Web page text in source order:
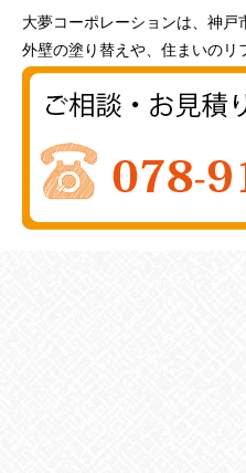
大夢コーポレーションは、神
外壁の塗り替えや、住まいの